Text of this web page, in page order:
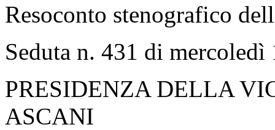
Resoconto stenografico
Seduta n. 431 di
PRESIDENZA DELLA
ASCANI